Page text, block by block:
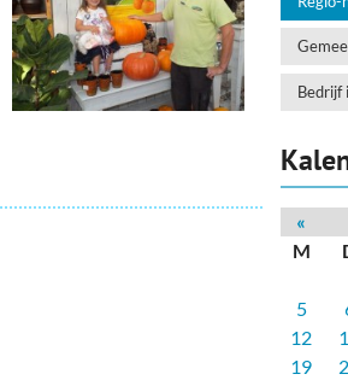
Dieren & Tuin
Horeca & Uitgaan
Wonen & Interieur
Financiën, Makelaars & Hypotheken
Bedrijf
«
M
5
12
19